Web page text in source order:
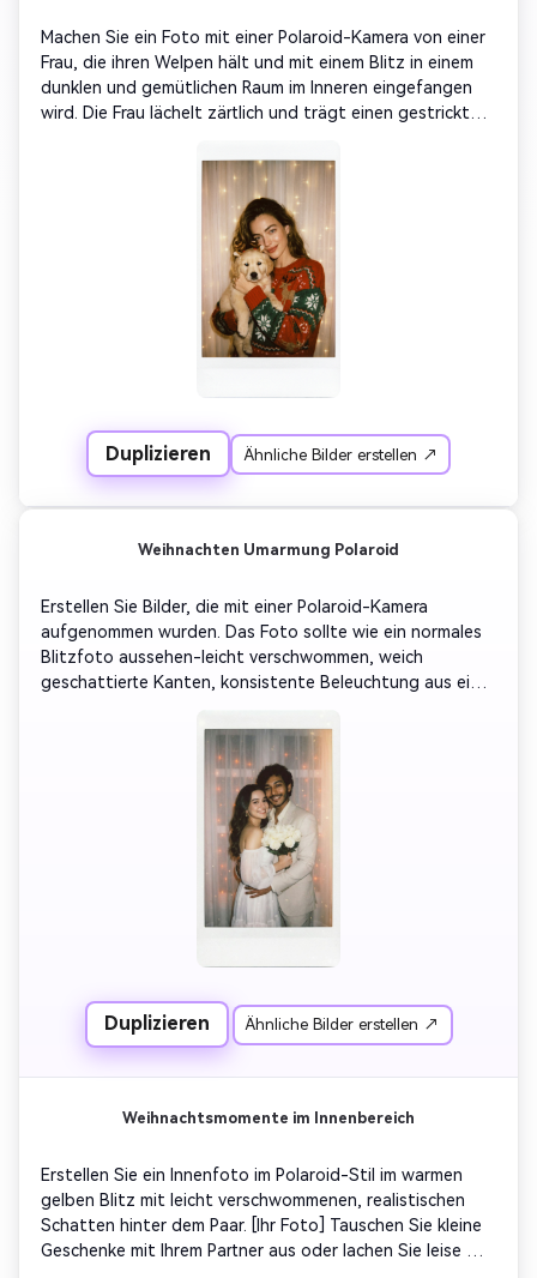
Machen Sie ein Foto mit einer Polaroid-Kamera von einer
Frau, die ihren Welpen hält und mit einem Blitz in einem
dunklen und gemütlichen Raum im Inneren eingefangen
wird. Die Frau lächelt zärtlich und trägt einen gestrickten
kleinen Weihnachtshut oder ein Rentier-Stirnband.
Anstelle des Hintergrunds wird ein weißer Vorhang
verwendet, der schwach mit verschwommenen warmen
Lichtern leuchtet – sonst gibt es keine sichtbare
Umgebung. Die Beleuchtung sollte realistisch aussehen-
Flash-Reflexionen auf den Augen, natürliche Schatten
unter dem Kinn, leichte Unschärfe um die Ränder. Fügen
Sie weiche Filmkörner, warme Vintage-Töne und sanfte
Lichtstreuung hinzu, um eine realistische sofortige
Duplizieren Ähnliche Bilder erstellen ↗
Weihnachten Umarmung Polaroid
Erstellen Sie Bilder, die mit einer Polaroid-Kamera
aufgenommen wurden. Das Foto sollte wie ein normales
Blitzfoto aussehen-leicht verschwommen, weich
geschattierte Kanten, konsistente Beleuchtung aus einer
beide lachten natürlich. Ersetzen Sie den Hintergrund
durch weiße Vorhänge und schwach leuchtende
Weihnachtslichter hinter dem Stoff, warme orange
Reflexionen von Lichterlichtern, sanfte Vintage-
Filmfarben. Verändern Sie nicht das Gesicht oder die
Proportionen. Bewahren Sie realistische Blitzbelichtungen
und Polaroid-Stil Farbtöne. Fügen Sie subtile
Weihnachtswärme hinzu-goldenes Licht austritt, milde
Schneepartikel, warmes Scatter-Glanzlicht.
Duplizieren Ähnliche Bilder erstellen ↗
Weihnachtsmomente im Innenbereich
Erstellen Sie ein Innenfoto im Polaroid-Stil im warmen
gelben Blitz mit leicht verschwommenen, realistischen
Schatten hinter dem Paar. [Ihr Foto] Tauschen Sie kleine
Geschenke mit Ihrem Partner aus oder lachen Sie leise